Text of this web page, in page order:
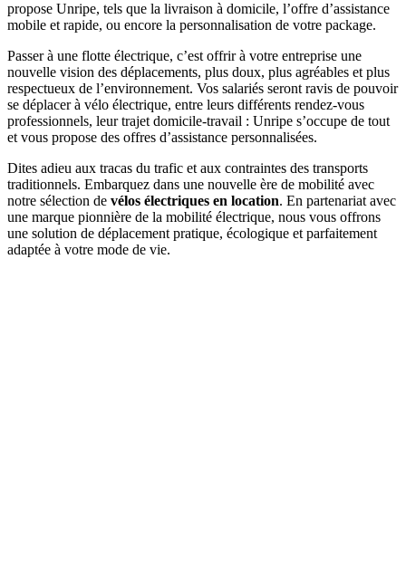
propose Unripe, tels que la livraison à domicile, l’offre d’assistance
mobile et rapide, ou encore la personnalisation de votre package.
Passer à une flotte électrique, c’est offrir à votre entreprise une
nouvelle vision des déplacements, plus doux, plus agréables et plus
respectueux de l’environnement. Vos salariés seront ravis de pouvoir
se déplacer à vélo électrique, entre leurs différents rendez-vous
professionnels, leur trajet domicile-travail : Unripe s’occupe de tout
et vous propose des offres d’assistance personnalisées.
Dites adieu aux tracas du trafic et aux contraintes des transports
traditionnels. Embarquez dans une nouvelle ère de mobilité avec
notre sélection de vélos électriques en location. En partenariat avec
une marque pionnière de la mobilité électrique, nous vous offrons
une solution de déplacement pratique, écologique et parfaitement
adaptée à votre mode de vie.